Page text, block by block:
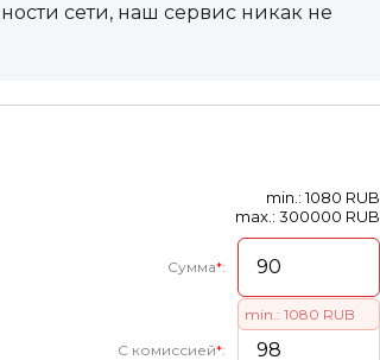
сети, наш сервис никак не
min.: 1080 RUB
max.: 300000 RUB
Сумма*:
min.: 1080 RUB
С комиссией*: